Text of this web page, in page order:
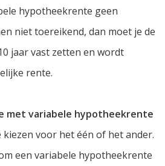
hypotheekrente geen
niet toereikend, dan moet je de
jaar vast zetten en wordt
rente.
met variabele hypotheekrente
kiezen voor het één of het ander.
een variabele hypotheekrente